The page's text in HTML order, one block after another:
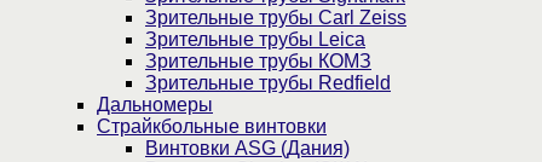
Зрительные трубы Carl Zeiss
Зрительные трубы Leica
Зрительные трубы КОМЗ
Зрительные трубы Redfield
Дальномеры
Страйкбольные винтовки
Винтовки ASG (Дания)